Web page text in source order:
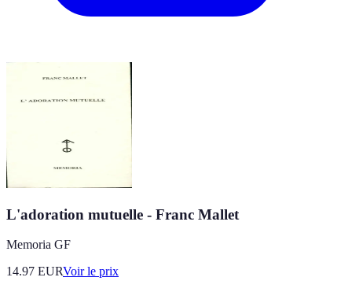
L'adoration mutuelle - Franc Mallet
Memoria GF
14.97 EURVoir le prix